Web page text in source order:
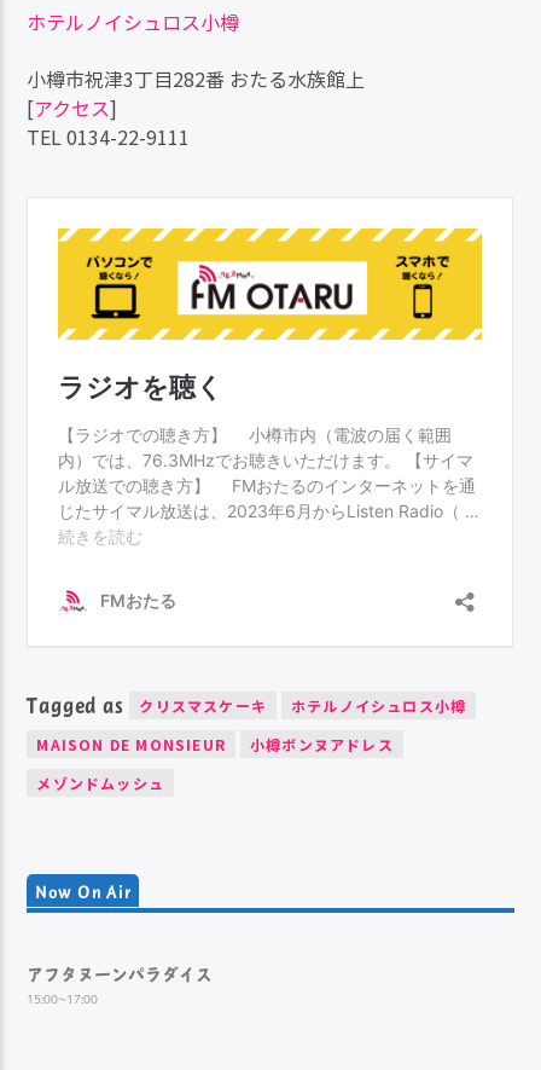
ホテルノイシュロス小樽
小樽市祝津3丁目282番 おたる水族館上
[アクセス]
TEL 0134-22-9111
Tagged as クリスマスケーキ
ホテルノイシュロス小樽
MAISON DE MONSIEUR
小樽ボンヌアドレス
メゾンドムッシュ
Now On Air
アフタヌーンパラダイス
15:00~17:00